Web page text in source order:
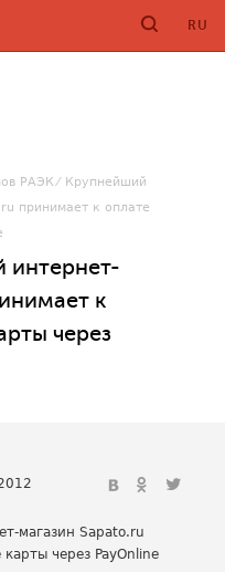
RU
РАЭК
Крупнейший
принимает к оплате
интернет-
к
через